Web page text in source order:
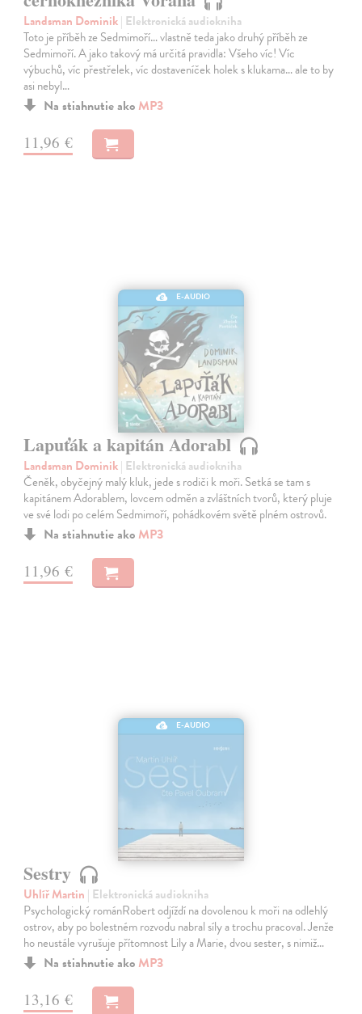
Landsman Dominik| Elektronická audiokniha
Toto je příběh ze Sedmimoří… vlastně teda jako druhý příběh ze
Sedmimoří. A jako takový má určitá pravidla: Všeho víc! Víc
výbuchů, víc přestřelek, víc dostaveníček holek s klukama… ale to by
asi nebyl…
Na stiahnutie ako MP3
11,96 €
E-AUDIO
Lapuťák a kapitán Adorabl
Landsman Dominik| Elektronická audiokniha
Čeněk, obyčejný malý kluk, jede s rodiči k moři. Setká se tam s
kapitánem Adorablem, lovcem odměn a zvláštních tvorů, který pluje
ve své lodi po celém Sedmimoří, pohádkovém světě plném ostrovů.
Na stiahnutie ako MP3
11,96 €
E-AUDIO
Sestry
Uhlíř Martin | Elektronická audiokniha
Psychologický románRobert odjíždí na dovolenou k moři na odlehlý
ostrov, aby po bolestném rozvodu nabral síly a trochu pracoval. Jenže
ho neustále vyrušuje přítomnost Lily a Marie, dvou sester, s nimiž…
Na stiahnutie ako MP3
13,16 €